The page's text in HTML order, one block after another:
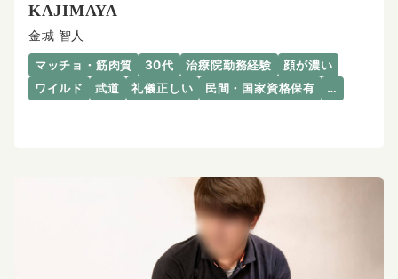
KAJIMAYA
金城 智人
マッチョ・筋肉質 30代 治療院勤務経験
顔が濃い
ワイルド
武道 礼儀正しい 民間・国家資格保有 …